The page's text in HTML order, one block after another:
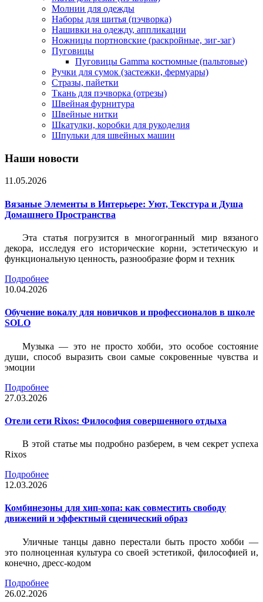
Молнии для одежды
Наборы для шитья (пэчворка)
Нашивки на одежду, аппликации
Ножницы портновские (раскройные, зиг-заг)
Пуговицы
Пуговицы Gamma костюмные (пальтовые)
Ручки для сумок (застежки, фермуары)
Стразы, пайетки
Ткань для пэчворка (отрезы)
Швейная фурнитура
Швейные нитки
Шкатулки, коробки для рукоделия
Шпульки для швейных машин
Наши новости
11.05.2026
Вязаные Элементы в Интерьере: Уют, Текстура и Душа
Домашнего Пространства
Эта статья погрузится в многогранный мир вязаного
декора, исследуя его исторические корни, эстетическую и
функциональную ценность, разнообразие форм и техник
Подробнее
10.04.2026
Обучение вокалу для новичков и профессионалов в школе
SOLO
Музыка — это не просто хобби, это особое состояние
души, способ выразить свои самые сокровенные чувства и
эмоции
Подробнее
27.03.2026
Отели сети Rixos: Философия совершенного отдыха
В этой статье мы подробно разберем, в чем секрет успеха
Rixos
Подробнее
12.03.2026
Комбинезоны для хип-хопа: как совместить свободу
движений и эффектный сценический образ
Уличные танцы давно перестали быть просто хобби —
это полноценная культура со своей эстетикой, философией и,
конечно, дресс-кодом
Подробнее
26.02.2026